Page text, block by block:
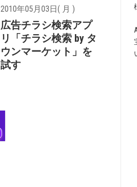
2010年05月03日( 月 )
広告チラシ検索アプ
リ「チラシ検索 by タ
ウンマーケット」を
試す